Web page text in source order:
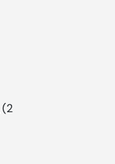
(2